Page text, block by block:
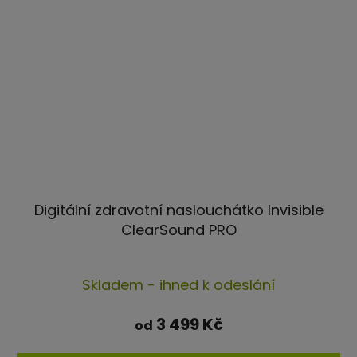
Digitální zdravotní naslouchátko Invisible
ClearSound PRO
hodnocení
produktu
Skladem - ihned k odeslání
od 3 499 Kč